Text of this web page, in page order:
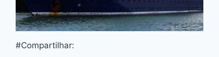
#Compartilhar: